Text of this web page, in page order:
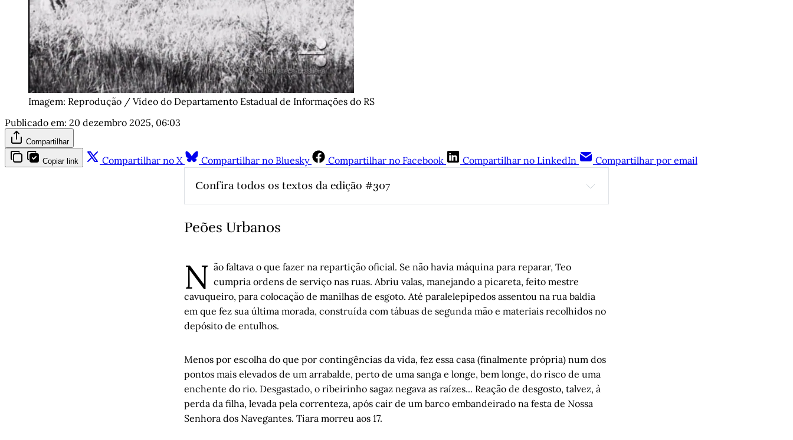
Imagem: Reprodução / Vídeo do Departamento Estadual de Informações do RS
Publicado em: 20 dezembro 2025, 06:03
Compartilhar
Copiar link Compartilhar no X Compartilhar no Bluesky Compartilhar no Facebook Compartilhar no LinkedIn Compartilhar por email
Confira todos os textos da edição #307
Serranos na várzea – Parte 5, por Geraldo Hasse
Enchente e apagão no Rio Grande: crises bem diferentes entre si
O pinochetismo volta para La Moneda, por Alexis Cortés
José Amaro: dândi, flâneur e tenor pelotense
, por Jandiro Koch
O bug, as formigas e a merdificação da internet, por Beatriz Marocco
Porto Alegre, 1900: a criação da Faculdade Livre de Direito e a presença de magistrados
Cicatrizes da rua
, por Luís Augusto Fischer
Rimbaud retraduzido , por Juremir Machado da Silva
Mulher a caminho, por Helena Terra
Diário da guerra do sono: Capítulo VII – Homem de palavra, por Cristiano
Peões Urbanos
N ão faltava o que fazer na repartição oficial. Se não havia máquina para reparar, Teo
cumpria ordens de serviço nas ruas. Abriu valas, manejando a picareta, feito mestre
cavuqueiro, para colocação de manilhas de esgoto. Até paralelepípedos assentou na rua baldia
em que fez sua última morada, construída com tábuas de segunda mão e materiais recolhidos no
depósito de entulhos.
Menos por escolha do que por contingências da vida, fez essa casa (finalmente própria) num dos
pontos mais elevados de um arrabalde, perto de uma sanga e longe, bem longe, do risco de uma
enchente do rio. Desgastado, o ribeirinho sagaz negava as raízes... Reação de desgosto, talvez, à
perda da filha, levada pela correnteza, após cair de um barco embandeirado na festa de Nossa
Senhora dos Navegantes. Tiara morreu aos 17.